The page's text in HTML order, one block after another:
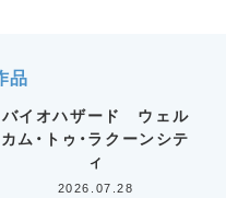
品
バイオハザード ウェル
カム・トゥ・ラクーンシテ
ィ
2026.07.28